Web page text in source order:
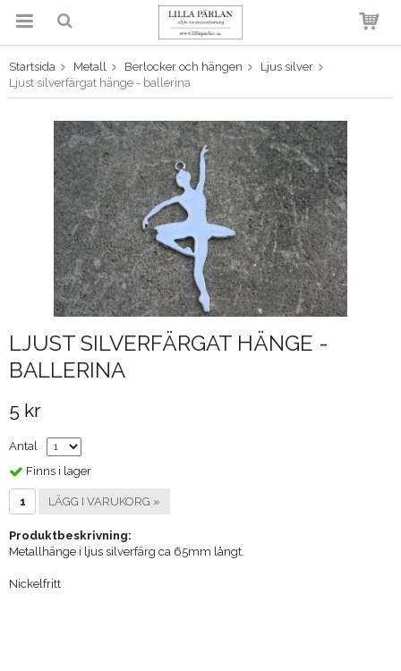
Produkten har blivit tillagd i
varukorgen
Startsida Metall Berlocker och hängen
Ljus silver
Ljust silverfärgat hänge - ballerina
LJUST SILVERFÄRGAT HÄNGE -
BALLERINA
5 kr
Antal
Finns i lager
LÄGG I VARUKORG »
Produktbeskrivning:
Metallhänge i ljus silverfärg ca 65mm långt.
Nickelfritt